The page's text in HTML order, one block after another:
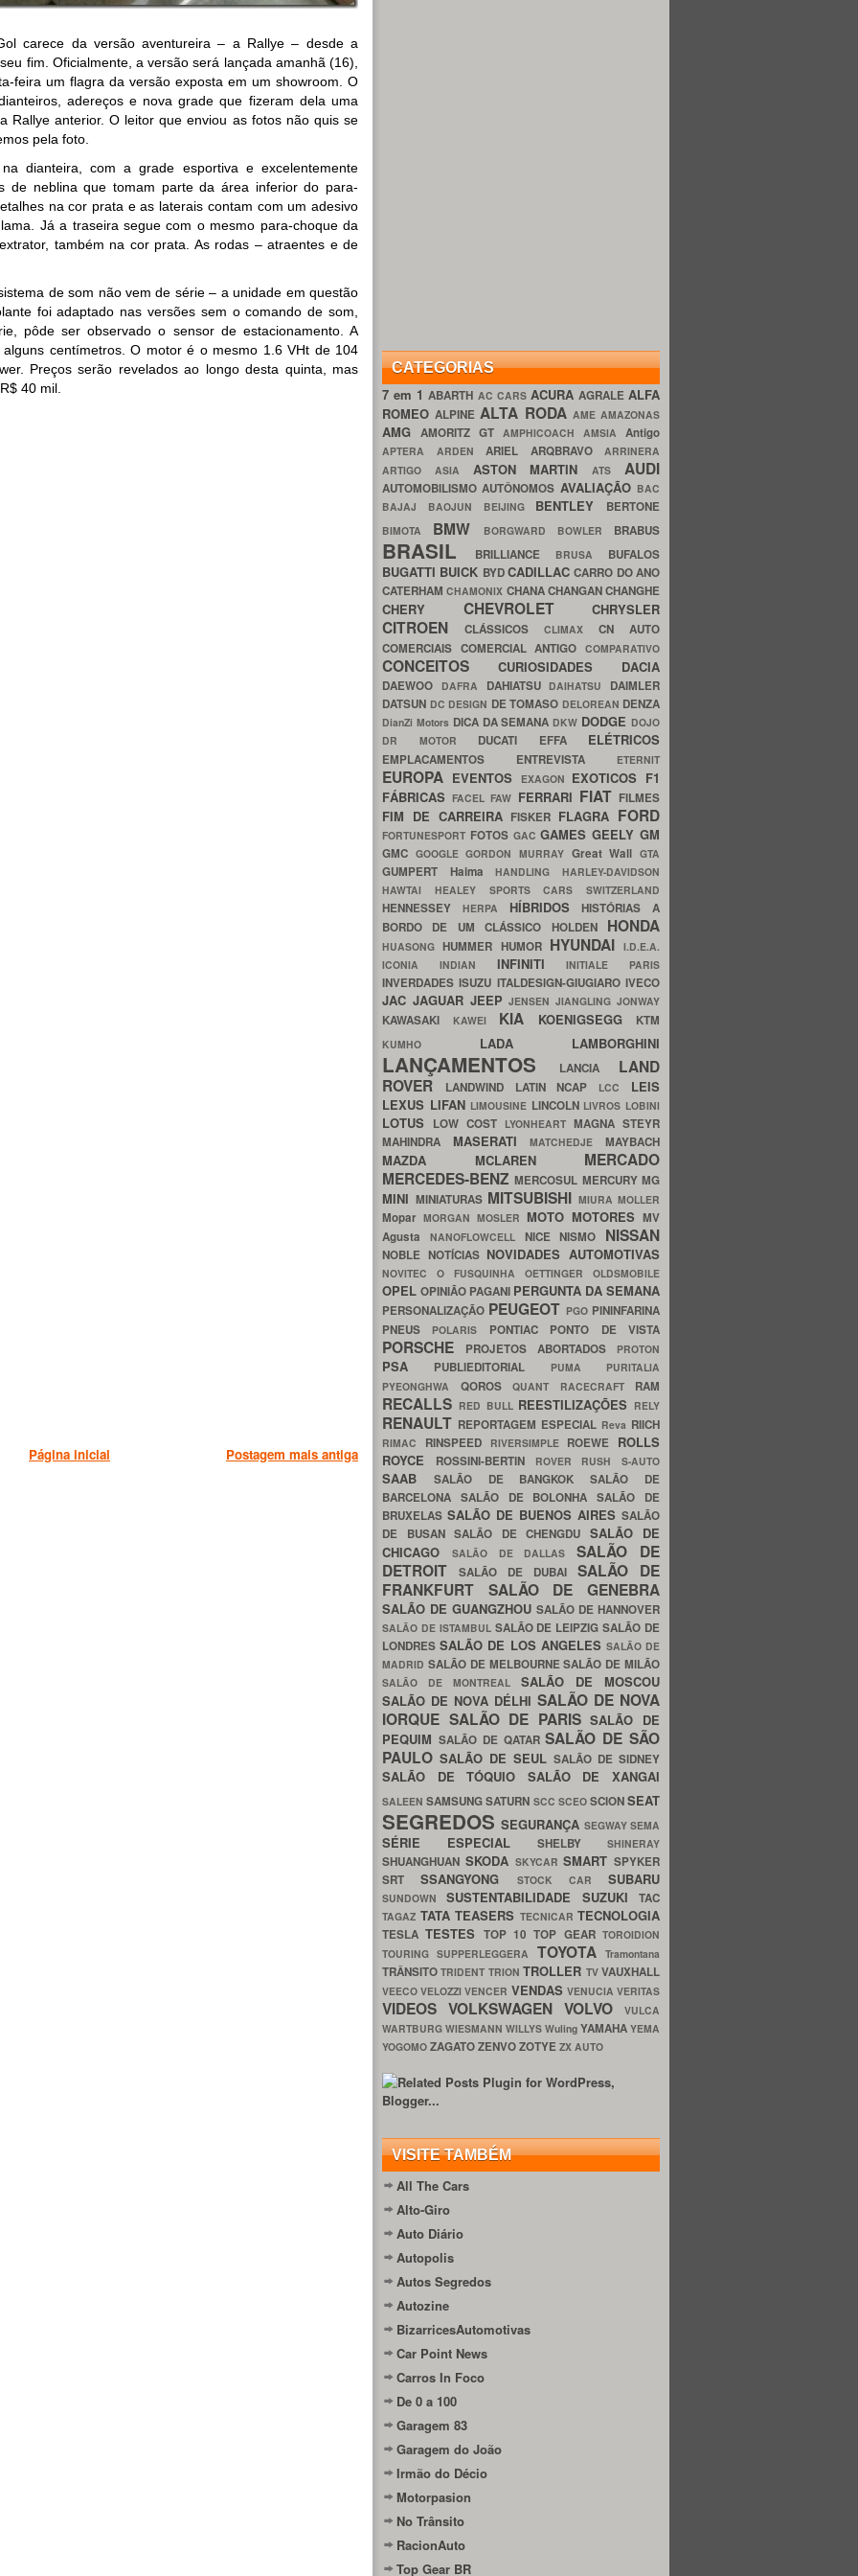
carece da versão aventureira – a Rallye – desde a
fim. Oficialmente, a versão será lançada amanhã (16),
feira um flagra da versão exposta em um showroom. O
adereços e nova grade que fizeram dela uma
Rallye anterior. O leitor que enviou as fotos não quis se
pela foto.
dianteira, com a grade esportiva e excelentemente
de neblina que tomam parte da área inferior do para-
na cor prata e as laterais contam com um adesivo
Já a traseira segue com o mesmo para-choque da
também na cor prata. As rodas – atraentes e de
de som não vem de série – a unidade em questão
foi adaptado nas versões sem o comando de som,
pôde ser observado o sensor de estacionamento. A
centímetros. O motor é o mesmo 1.6 VHt de 104
Preços serão revelados ao longo desta quinta, mas
40 mil.
Postagem mais antiga
Página inicial
CATEGORIAS
7 em 1ABARTH AC CARS ACURA AGRALE ALFA
ROMEOALPINEALTA RODA AME AMAZONAS
AMG AMORITZ GT AMPHICOACH AMSIA Antigo
APTERA ARDEN ARIEL ARQBRAVO ARRINERA
ARTIGO ASIA ASTON MARTINATS AUDI
AUTOMOBILISMOAUTÔNOMOS AVALIAÇÃO BAC
BAJAJ BAOJUN BEIJING BENTLEY BERTONE
BIMOTA BMW BORGWARD BOWLER BRABUS
BRASIL BRILLIANCE BRUSA BUFALOS
BUGATTI BUICK BYDCADILLACCARRO DO ANO
CATERHAMCHAMONIX CHANACHANGANCHANGHE
CHERY CHEVROLET CHRYSLER
CITROEN CLÁSSICOS CLIMAX CN AUTO
COMERCIAIS COMERCIAL ANTIGOCOMPARATIVO
CONCEITOS CURIOSIDADES DACIA
DAEWOO DAFRA DAHIATSU DAIHATSU DAIMLER
DATSUN DC DESIGN DE TOMASO DELOREAN DENZA
DianZi Motors DICA DA SEMANA DKW DODGE DOJO
DR MOTOR DUCATI EFFA ELÉTRICOS
EMPLACAMENTOS ENTREVISTA ETERNIT
EUROPA EVENTOS EXAGON EXOTICOS F1
FÁBRICASFACELFAW FERRARI FIAT FILMES
FIM DE CARREIRA FISKER FLAGRA FORD
FORTUNESPORT FOTOS GACGAMESGEELYGM
GMC GOOGLEGORDON MURRAY Great WallGTA
GUMPERT HaimaHANDLINGHARLEY-DAVIDSON
HAWTAI HEALEY SPORTS CARS SWITZERLAND
HENNESSEY HERPA HÍBRIDOSHISTÓRIAS A
BORDO DE UM CLÁSSICO HOLDEN HONDA
HUASONGHUMMER HUMOR HYUNDAI I.D.E.A.
ICONIA INDIAN INFINITIINITIALE PARIS
INVERDADESISUZU ITALDESIGN-GIUGIAROIVECO
JAC JAGUAR JEEPJENSENJIANGLINGJONWAY
KAWASAKI KAWEI KIA KOENIGSEGG KTM
KUMHO LADA LAMBORGHINI
LANÇAMENTOS LANCIA LAND
ROVER
LANDWIND LATIN NCAP LCC LEIS
LEXUS LIFAN LIMOUSINE LINCOLN LIVROS LOBINI
LOTUS LOW COST LYONHEART MAGNA STEYR
MAHINDRA MASERATIMATCHEDJEMAYBACH
MAZDA MCLAREN MERCADO
MERCEDES-BENZMERCOSUL MERCURYMG
MINI MINIATURAS MITSUBISHI MIURA MOLLER
Mopar MORGAN MOSLER MOTO MOTORES MV
Agusta NANOFLOWCELL NICENISMO NISSAN
NOBLE NOTÍCIAS NOVIDADES AUTOMOTIVAS
NOVITEC O FUSQUINHA OETTINGER OLDSMOBILE
OPEL OPINIÃO PAGANI PERGUNTA DA SEMANA
PERSONALIZAÇÃO PEUGEOT PGO PININFARINA
PNEUS
POLARIS PONTIAC PONTO DE VISTA
PORSCHE PROJETOS ABORTADOS PROTON
PSA PUBLIEDITORIAL PUMA PURITALIA
PYEONGHWA QOROS QUANT RACECRAFT RAM
RECALLS RED BULL REESTILIZAÇÕES RELY
RENAULT REPORTAGEM ESPECIAL Reva RIICH
RIMAC RINSPEED RIVERSIMPLE ROEWE ROLLS
ROYCE
ROSSINI-BERTIN ROVER RUSH S-AUTO
SAAB SALÃO DE BANGKOKSALÃO DE
BARCELONA SALÃO DE BOLONHASALÃO DE
BRUXELAS SALÃO DE BUENOS AIRES SALÃO
DE BUSAN SALÃO DE CHENGDU SALÃO DE
CHICAGO
SALÃO DE DALLASSALÃO DE
DETROIT
SALÃO DE DUBAI SALÃO DE
FRANKFURT SALÃO DE GENEBRA
SALÃO DE GUANGZHOU SALÃO DE HANNOVER
SALÃO DE ISTAMBUL SALÃO DE LEIPZIGSALÃO DE
LONDRESSALÃO DE LOS ANGELES SALÃO DE
MADRID SALÃO DE MELBOURNESALÃO DE MILÃO
SALÃO DE MONTREAL SALÃO DE MOSCOU
SALÃO DE NOVA DÉLHI SALÃO DE NOVA
IORQUE SALÃO DE PARISSALÃO DE
PEQUIM SALÃO DE QATARSALÃO DE SÃO
PAULO SALÃO DE SEUL SALÃO DE SIDNEY
SALÃO DE TÓQUIO SALÃO DE XANGAI
SALEENSAMSUNGSATURN SCC SCEO SCIONSEAT
SEGREDOSSEGURANÇA SEGWAYSEMA
SÉRIE ESPECIAL SHELBY SHINERAY
SHUANGHUAN SKODA SKYCARSMART SPYKER
SRTSSANGYONG STOCK CAR SUBARU
SUNDOWNSUSTENTABILIDADE SUZUKITAC
TAGAZ TATA TEASERS TECNICAR TECNOLOGIA
TESLATESTES TOP 10TOP GEARTOROIDION
TOURING SUPPERLEGGERA TOYOTATramontana
TRÂNSITOTRIDENT TRIONTROLLER TVVAUXHALL
VEECOVELOZZIVENCER VENDAS VENUCIAVERITAS
VIDEOS VOLKSWAGEN VOLVO
VULCA
WARTBURG WIESMANN WILLYS Wuling YAMAHA YEMA
YOGOMO ZAGATOZENVOZOTYE ZX AUTO
VISITE TAMBÉM
All The Cars
Alto-Giro
Auto Diário
Autopolis
Autos Segredos
Autozine
BizarricesAutomotivas
Car Point News
Carros In Foco
De 0 a 100
Garagem 83
Garagem do João
Irmão do Décio
Motorpasion
No Trânsito
RacionAuto
Top Gear BR